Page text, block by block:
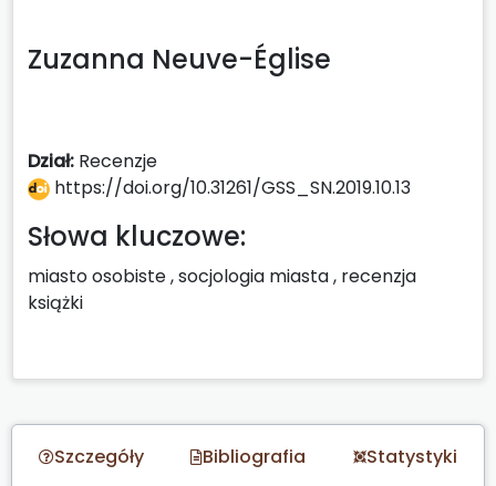
Zuzanna Neuve-Église
Dział: Recenzje
https://doi.org/10.31261/GSS_SN.2019.10.13
Słowa kluczowe:
miasto osobiste,socjologia miasta, recenzja
książki
Szczegóły Bibliografia Statystyki